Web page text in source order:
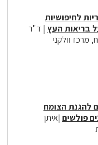
לחיפושיות
בריאות העץ | ד"ר
מרכז וולקני
להגנת הצומח
פולשים |איתן